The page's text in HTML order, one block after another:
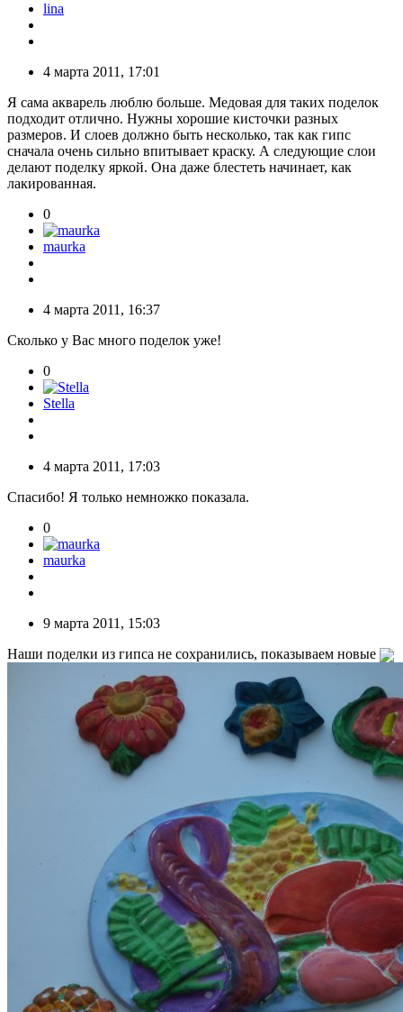
lina
4 марта 2011, 17:01
Я сама акварель люблю больше. Медовая для таких поделок
подходит отлично. Нужны хорошие кисточки разных
размеров. И слоев должно быть несколько, так как гипс
сначала очень сильно впитывает краску. А следующие слои
делают поделку яркой. Она даже блестеть начинает, как
лакированная.
0
maurka
4 марта 2011, 16:37
Сколько у Вас много поделок уже!
0
Stella
4 марта 2011, 17:03
Спасибо! Я только немножко показала.
0
maurka
9 марта 2011, 15:03
Наши поделки из гипса не сохранились, показываем новые